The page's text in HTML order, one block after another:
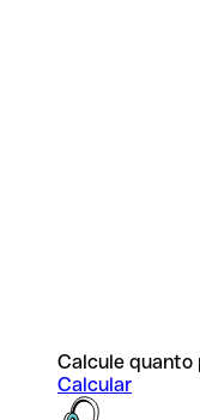
Calcule quanto
Calcular